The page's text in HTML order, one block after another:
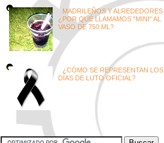
MADRILEÑOS Y ALREDEDORES
¿POR QUÉ LLAMAMOS "MINI" AL
VASO DE 750 ML?
¿CÓMO SE REPRESENTAN LOS
DÍAS DE LUTO OFICIAL?